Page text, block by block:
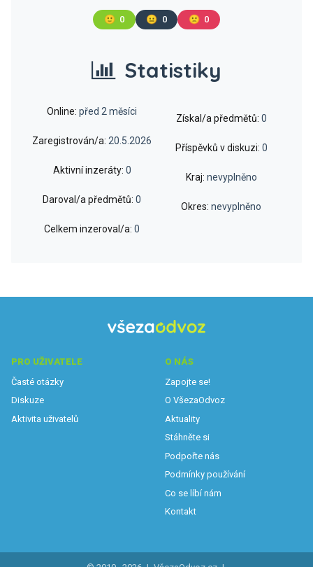
🙂 0 😐 0 🙁 0
Statistiky
Online: před 2 měsíci
Zaregistrován/a: 20.5.2026
Aktivní inzeráty: 0
Daroval/a předmětů: 0
Celkem inzeroval/a: 0
Získal/a předmětů: 0
Příspěvků v diskuzi: 0
Kraj: nevyplněno
Okres: nevyplněno
PRO UŽIVATELE
Časté otázky
Diskuze
Aktivita uživatelů
O NÁS
Zapojte se!
O VšezaOdvoz
Aktuality
Stáhněte si
Podpořte nás
Podmínky používání
Co se líbí nám
Kontakt